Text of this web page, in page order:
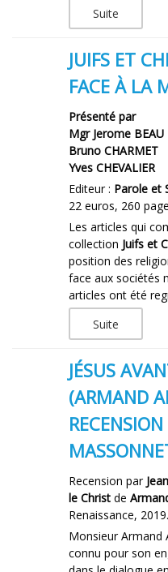
Suite
JUIFS ET
FACE À LA
Présenté par
Mgr Jerome BEAU
Bruno CHARMET
Yves CHEVALIER
Editeur : Parole et
22 euros, 260
Les articles qui
collection Juifs et
position des
face aux sociétés
articles ont été
Suite
JÉSUS
(ARMAND
Recension par
le Christ de
Renaissance,
Monsieur Armand
connu pour son